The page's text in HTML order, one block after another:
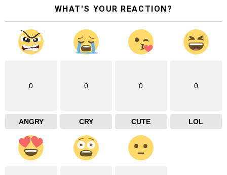
WHAT'S YOUR REACTION?
0
ANGRY
0
CRY
0
CUTE
0
LOL